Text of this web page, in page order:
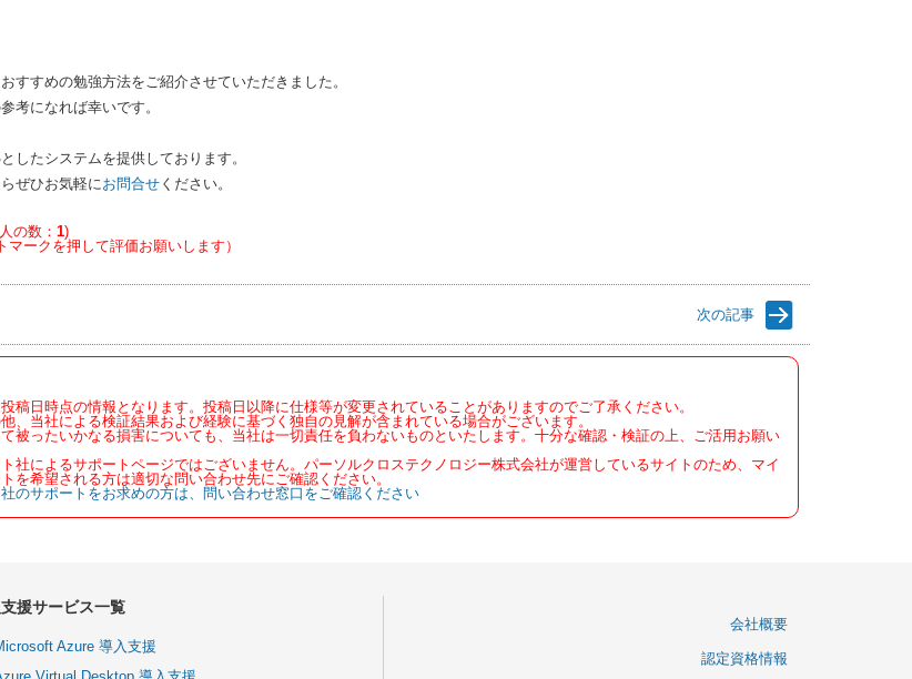
すすめの勉強方法をご紹介させていただきました。
考になれば幸いです。
したシステムを提供しております。
ぜひお気軽にお問合せください。
の数： 1)
マークを押して評価お願いします）
次の記事
稿日時点の情報となります。投稿日以降に仕様等が変更されていることがありますのでご了承ください。
、当社による検証結果および経験に基づく独自の見解が含まれている場合がございます。
被ったいかなる損害についても、当社は一切責任を負わないものといたします。十分な確認・検証の上、ご活用お願い
社によるサポートページではございません。パーソルクロステクノロジー株式会社が運営しているサイトのため、マイ
を希望される方は適切な問い合わせ先にご確認ください。
社のサポートをお求めの方は、問い合わせ窓口をご確認ください
援サービス一覧
Azure 導入支援
会社概要
認定資格情報